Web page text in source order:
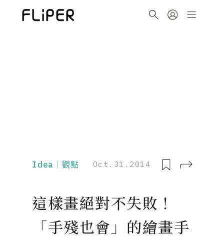
Idea｜觀點 Oct.31.2014
這樣畫絕對不失敗！
「手殘也會」的繪畫手